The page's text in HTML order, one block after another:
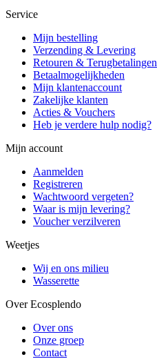
Service
Mijn bestelling
Verzending & Levering
Retouren & Terugbetalingen
Betaalmogelijkheden
Mijn klantenaccount
Zakelijke klanten
Acties & Vouchers
Heb je verdere hulp nodig?
Mijn account
Aanmelden
Registreren
Wachtwoord vergeten?
Waar is mijn levering?
Voucher verzilveren
Weetjes
Wij en ons milieu
Wasserette
Over Ecosplendo
Over ons
Onze groep
Contact